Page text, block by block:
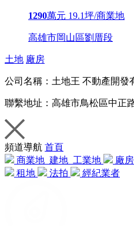
1290萬元 19.1坪/商業地
高雄市岡山區劉厝段
土地 廠房
公司名稱： 土地王 不動產開發
聯繫地址： 高雄市鳥松區中正
頻道導航 首頁
商業地 建地 工業地 廠房
租地
法拍 經紀業者